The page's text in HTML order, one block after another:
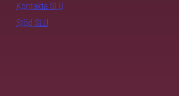
Kontakta SLU
Stöd SLU